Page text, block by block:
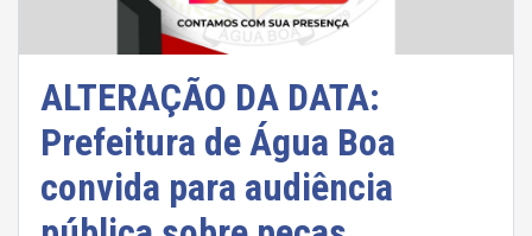
ALTERAÇÃO DA DATA:
Prefeitura de Água Boa
convida para audiência